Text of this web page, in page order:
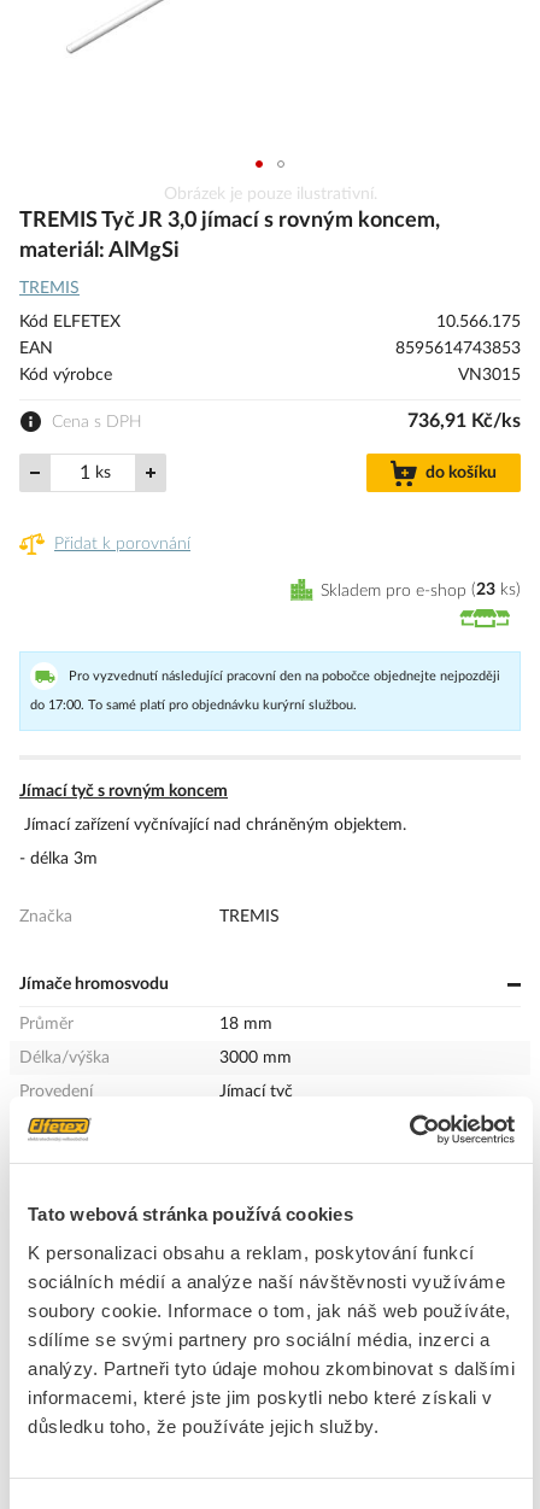
Tato webová stránka používá cookies
K personalizaci obsahu a reklam, poskytování funkcí
sociálních médií a analýze naší návštěvnosti využíváme
soubory cookie. Informace o tom, jak náš web používáte,
sdílíme se svými partnery pro sociální média, inzerci a
analýzy. Partneři tyto údaje mohou zkombinovat s dalšími
informacemi, které jste jim poskytli nebo které získali v
důsledku toho, že používáte jejich služby.
na
začátek
s
obrázky
Obrázek je pouze ilustrativní.
TREMIS Tyč JR 3,0 jímací s rovným koncem,
materiál: AlMgSi
TREMIS
Kód ELFETEX
10.566.175
EAN
8595614743853
Kód výrobce
VN3015
Cena s DPH 736,91 Kč/ks
ks do košíku
Přidat k porovnání
Skladem pro e-shop 23 ks
Pro vyzvednutí následující pracovní den na pobočce objednejte nejpozději
do 17:00. To samé platí pro objednávku kurýrní službou.
Jímací tyč s rovným koncem
Jímací zařízení vyčnívající nad chráněným objektem.
- délka 3m
Značka TREMIS
Jímače hromosvodu
Průměr
18 mm
Délka/výška
3000 mm
Provedení
Jímací tyč
Materiál
GPSR Details
Odpovědnost za produkt
Tremis s.r.o.
Adresa: č.p. 28, 420 02 Lukavec, Česká republika
Telefon: 416 531 460
E-mail:info@tremis.cz
Ke stažení